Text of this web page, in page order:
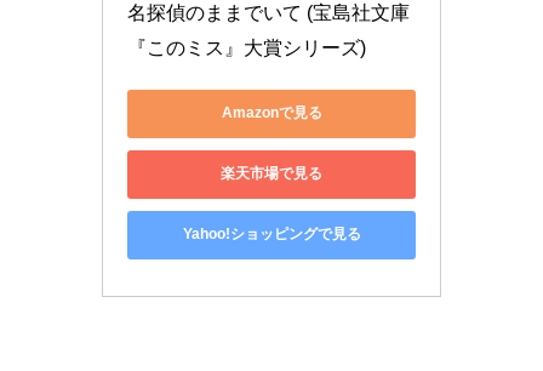
名探偵のままでいて (宝島社文庫
『このミス』大賞シリーズ)
Amazonで見る
楽天市場で見る
Yahoo!ショッピングで見る